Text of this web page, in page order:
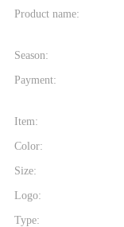
Product name:
Season:
Payment:
Item:
Color:
Size:
Logo:
Type: